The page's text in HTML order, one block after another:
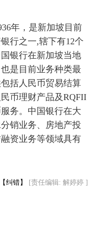
年，是新加坡目前
行之一,辖下有12个
银行在新加坡当地
是目前业务种类最
括人民币贸易结算
币理财产品及RQFII
务。中国银行在大
销业务、房地产投
资业务等领域具有
【纠错】 [责任编辑: 解婷婷 ]